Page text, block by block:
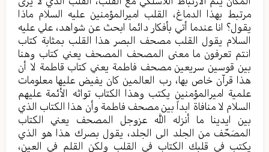
مرتبط بهذا الدماغ، القلب اميرالمؤمنين عليه السلام ماذا
يقول؟ انا عندما أتي بأفكار دائما ابحث عن شواهد، علي عليه
السلام يقول القلب مصحف البصر هذا القلب بمثابة كتاب
انتم تعرفون ما معنى المصحف المصحف يعني كتاب وهنا
بين قوسين سريعين مصحف فاطمة يعني كتاب قاطمة لا أن
هذا قرآن خاص بها، رب العالمين كان يفيض عليها معلومات
علمية اميرالمؤمنين يكتب وهذا الكتاب تواثه الأئمة عليهم
السلام لا منافاة ابداً بين مصحف فاطمة وأن هذا الكتاب الذي
بين ايدينا ما أنزله الله عزوجل المصحف يعني الكتاب
المصَحّف من الجلد الى الجلد، يقول بصرك هذا هو الذي
يكتب في قلبك الكتاب في القلب ولكن القلم في العين،